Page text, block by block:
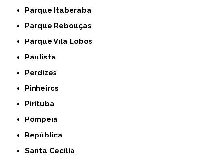
Parque Itaberaba
Parque Rebouças
Parque Vila Lobos
Paulista
Perdizes
Pinheiros
Pirituba
Pompeia
República
Santa Cecília